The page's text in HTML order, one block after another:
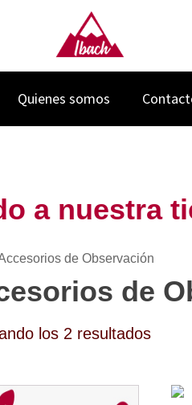
Quienes somos
a nuestra
de Observación
de
los 2 resultados